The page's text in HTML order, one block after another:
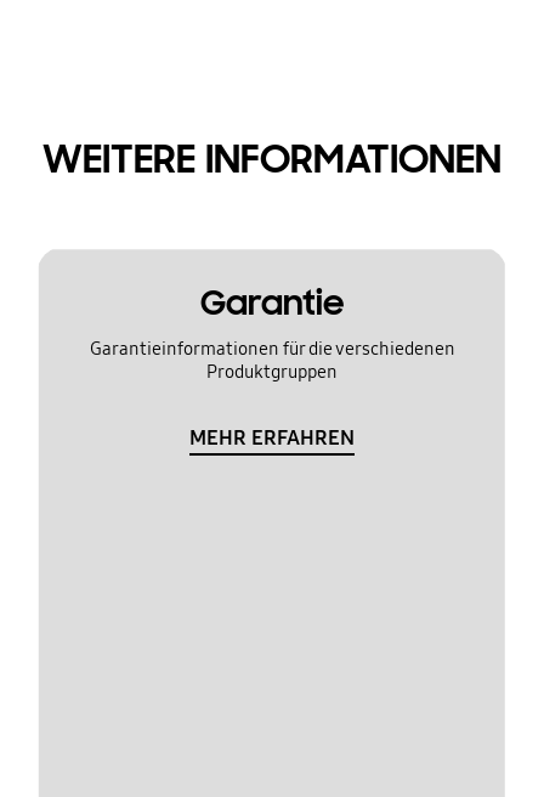
WEITERE INFORMATIONEN
Garantie
Garantieinformationen für die verschiedenen
Produktgruppen
MEHR ERFAHREN